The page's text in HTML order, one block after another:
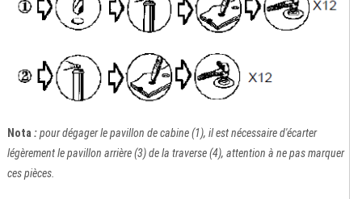
Nota:pour dégager le pavillon de cabine (1), il est nécessaire d'écarter
légèrement le pavillon arrière (3) de la traverse (4), attention à ne pas marquer
ces pièces.